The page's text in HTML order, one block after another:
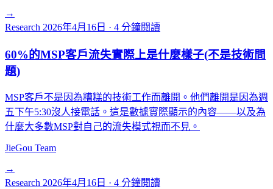
→
Research 2026年4月16日 · 4 分鐘閱讀
60%的MSP客戶流失實際上是什麼樣子(不是技術問
題)
MSP客戶不是因為糟糕的技術工作而離開。他們離開是因為週
五下午5:30沒人接電話。這是數據實際顯示的內容——以及為
什麼大多數MSP對自己的流失模式視而不見。
JieGou Team
→
Research 2026年4月16日 · 4 分鐘閱讀